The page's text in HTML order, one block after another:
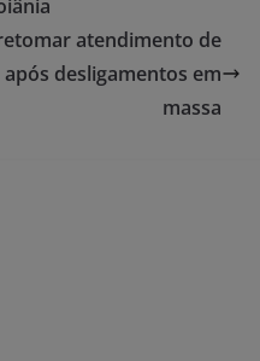
atendimento de
desligamentos em
massa